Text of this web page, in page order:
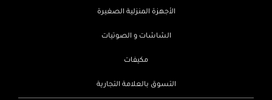
الأجهزة المنزلية الصغيرة
الشاشات و الصوتيات
مكيفات
التسوق بالعلامة التجارية